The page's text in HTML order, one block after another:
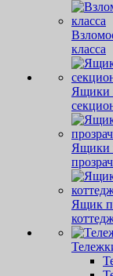
класса
Ящики
Ящики
Ящик